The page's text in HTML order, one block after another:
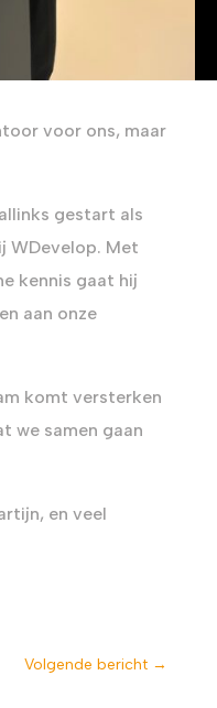
voor ons, maar
gestart als
WDevelop. Met
kennis gaat hij
aan onze
komt versterken
we samen gaan
en veel
Volgende bericht →